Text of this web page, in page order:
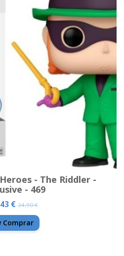
- The Riddler -
- 469
€24,90 €
Comprar